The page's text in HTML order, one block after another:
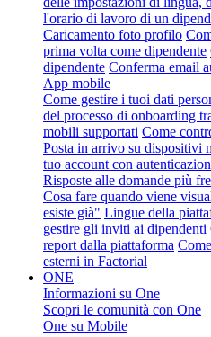
l'orario di lavoro di un
Caricamento foto profilo
prima volta come dipendente
dipendente Conferma email
App mobile
Come gestire i tuoi dati
del processo di onboarding
mobili supportati Come
Posta in arrivo su dispositivi
tuo account con
Risposte alle domande più
Cosa fare quando viene
esiste già" Lingue della
gestire gli inviti ai dipendenti
report dalla piattaforma
esterni in Factorial
ONE
Informazioni su One
Scopri le comunità con One
One su Mobile